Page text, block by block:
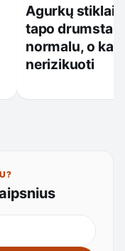
Agurkų
tapo
normalu, o
nerizikuoti